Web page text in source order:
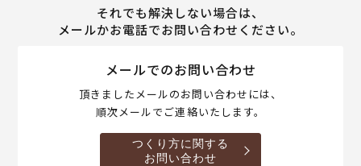
それでも解決しない場合は、
メールかお電話でお問い合わせください。
メールでのお問い合わせ
頂きましたメールのお問い合わせには、
順次メールでご連絡いたします。
つくり方に関する
お問い合わせ